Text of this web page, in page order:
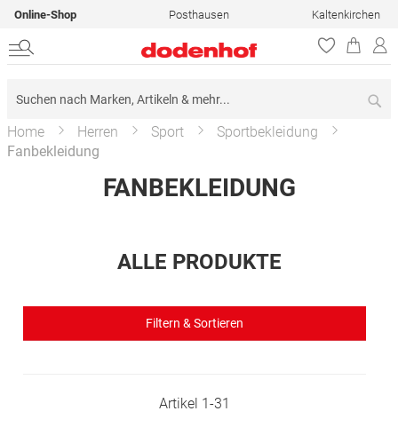
Online-Shop Posthausen Kaltenkirchen
Home Herren Sport
Sportbekleidung
Fanbekleidung
FANBEKLEIDUNG
ALLE PRODUKTE
Filtern & Sortieren
Artikel 1-31